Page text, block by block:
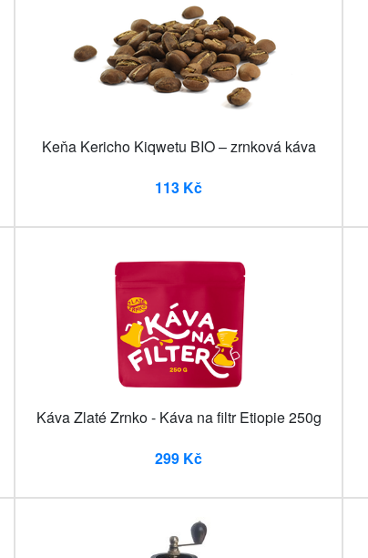
Keňa Kericho Kiqwetu BIO – zrnková káva
113 Kč
Káva Zlaté Zrnko - Káva na filtr Etiopie 250g
299 Kč